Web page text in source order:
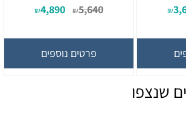
₪
₪5,640
₪4,890
פרטים נוספים
שנצפו